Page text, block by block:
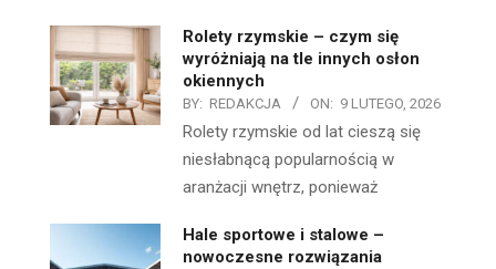
Rolety rzymskie – czym się
wyróżniają na tle innych osłon
okiennych
BY: REDAKCJA ON: 9 LUTEGO, 2026
Rolety rzymskie od lat cieszą się
niesłabnącą popularnością w
aranżacji wnętrz, ponieważ
Hale sportowe i stalowe –
nowoczesne rozwiązania